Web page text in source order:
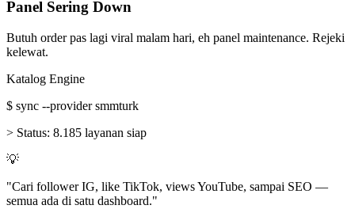
Panel Sering Down
Butuh order pas lagi viral malam hari, eh panel maintenance. Rejeki
kelewat.
Katalog Engine
$ sync --provider smmturk
> Status: 8.185 layanan siap
💡
"Cari follower IG, like TikTok, views YouTube, sampai SEO —
semua ada di satu dashboard."